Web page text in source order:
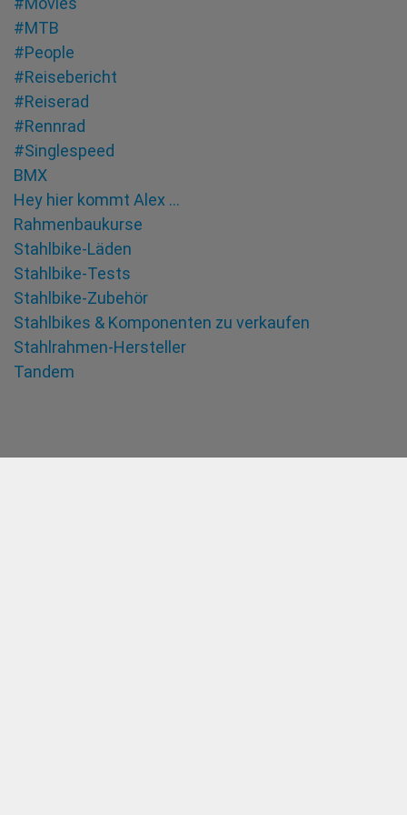
#MTB
#People
#Reisebericht
#Reiserad
#Rennrad
#Singlespeed
BMX
Hey hier kommt Alex …
Rahmenbaukurse
Stahlbike-Läden
Stahlbike-Tests
Stahlbike-Zubehör
Stahlbikes & Komponenten zu verkaufen
Stahlrahmen-Hersteller
Tandem